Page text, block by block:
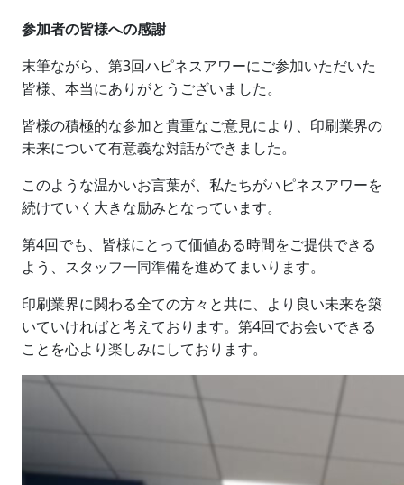
参加者の皆様への感謝
末筆ながら、第3回ハピネスアワーにご参加いただいた
皆様、本当にありがとうございました。
皆様の積極的な参加と貴重なご意見により、印刷業界の
未来について有意義な対話ができました。
このような温かいお言葉が、私たちがハピネスアワーを
続けていく大きな励みとなっています。
第4回でも、皆様にとって価値ある時間をご提供できる
よう、スタッフ一同準備を進めてまいります。
印刷業界に関わる全ての方々と共に、より良い未来を築
いていければと考えております。第4回でお会いできる
ことを心より楽しみにしております。